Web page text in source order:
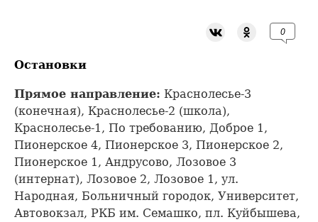
0
Остановки
Прямое направление: Краснолесье-3
(конечная), Краснолесье-2 (школа),
Краснолесье-1, По требованию, Доброе 1,
Пионерское 4, Пионерское 3, Пионерское 2,
Пионерское 1, Андрусово, Лозовое 3
(интернат), Лозовое 2, Лозовое 1, ул.
Народная, Больничный городок, Университет,
Автовокзал, РКБ им. Семашко, пл. Куйбышева,